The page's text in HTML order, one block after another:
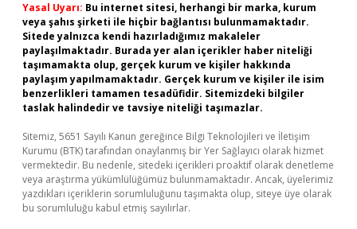
Yasal Uyarı: Bu internet sitesi, herhangi bir marka, kurum
veya şahıs şirketi ile hiçbir bağlantısı bulunmamaktadır.
Sitede yalnızca kendi hazırladığımız makaleler
paylaşılmaktadır. Burada yer alan içerikler haber niteliği
taşımamakta olup, gerçek kurum ve kişiler hakkında
paylaşım yapılmamaktadır. Gerçek kurum ve kişiler ile isim
benzerlikleri tamamen tesadüfidir. Sitemizdeki bilgiler
taslak halindedir ve tavsiye niteliği taşımazlar.
Sitemiz, 5651 Sayılı Kanun gereğince Bilgi Teknolojileri ve İletişim
Kurumu (BTK) tarafından onaylanmış bir Yer Sağlayıcı olarak hizmet
vermektedir. Bu nedenle, sitedeki içerikleri proaktif olarak denetleme
veya araştırma yükümlülüğümüz bulunmamaktadır. Ancak, üyelerimiz
yazdıkları içeriklerin sorumluluğunu taşımakta olup, siteye üye olarak
bu sorumluluğu kabul etmiş sayılırlar.